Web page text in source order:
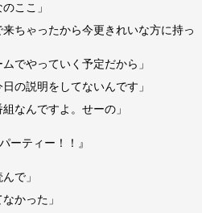
ここ」
ちゃったから今更きれいな方に持っ
でやっていく予定だから」
の説明をしてないんです」
なんですよ。せーの」
ーティー！！』
で」
かった」